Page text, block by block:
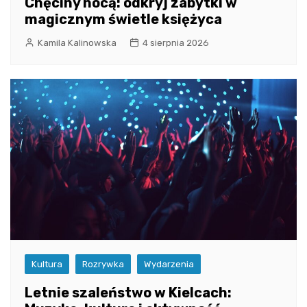
magicznym świetle księżyca
Kamila Kalinowska 4 sierpnia 2026
Kultura Rozrywka Wydarzenia
Letnie szaleństwo w Kielcach: